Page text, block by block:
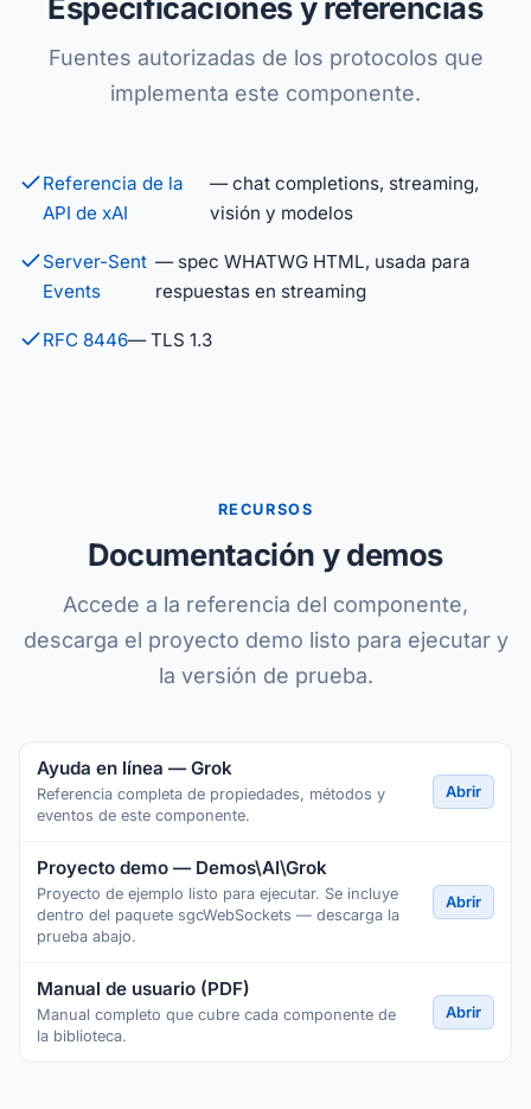
Especificaciones y referencias
Fuentes autorizadas de los protocolos que
implementa este componente.
Referencia de la
API de xAI
— chat completions, streaming,
visión y modelos
Server-Sent
Events
— spec WHATWG HTML, usada para
respuestas en streaming
RFC 8446— TLS 1.3
RECURSOS
Documentación y demos
Accede a la referencia del componente,
descarga el proyecto demo listo para ejecutar y
la versión de prueba.
Ayuda en línea — Grok
Referencia completa de propiedades, métodos y
eventos de este componente.
Abrir
Proyecto demo — Demos\AI\Grok
Proyecto de ejemplo listo para ejecutar. Se incluye
dentro del paquete sgcWebSockets — descarga la
prueba abajo.
Abrir
Manual de usuario (PDF)
Manual completo que cubre cada componente de
la biblioteca.
Abrir